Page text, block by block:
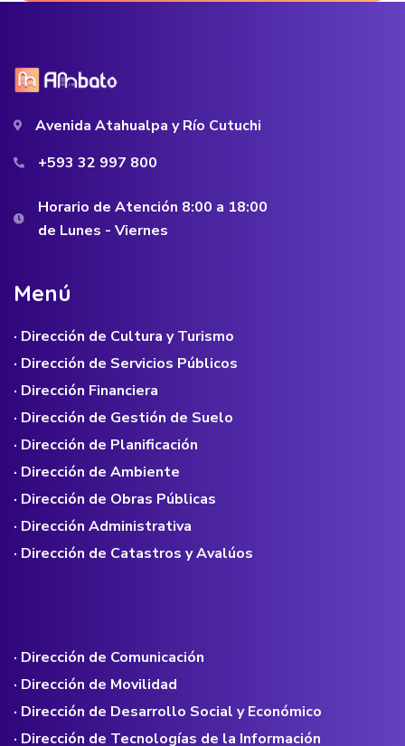
Avenida Atahualpa y Río Cutuchi
+593 32 997 800
Horario de Atención 8:00 a 18:00
de Lunes - Viernes
Menú
· Dirección de Cultura y Turismo
· Dirección de Servicios Públicos
· Dirección Financiera
· Dirección de Gestión de Suelo
· Dirección de Planificación
· Dirección de Ambiente
· Dirección de Obras Públicas
· Dirección Administrativa
· Dirección de Catastros y Avalúos
· Dirección de Comunicación
· Dirección de Movilidad
· Dirección de Desarrollo Social y Económico
· Dirección de Tecnologías de la Información